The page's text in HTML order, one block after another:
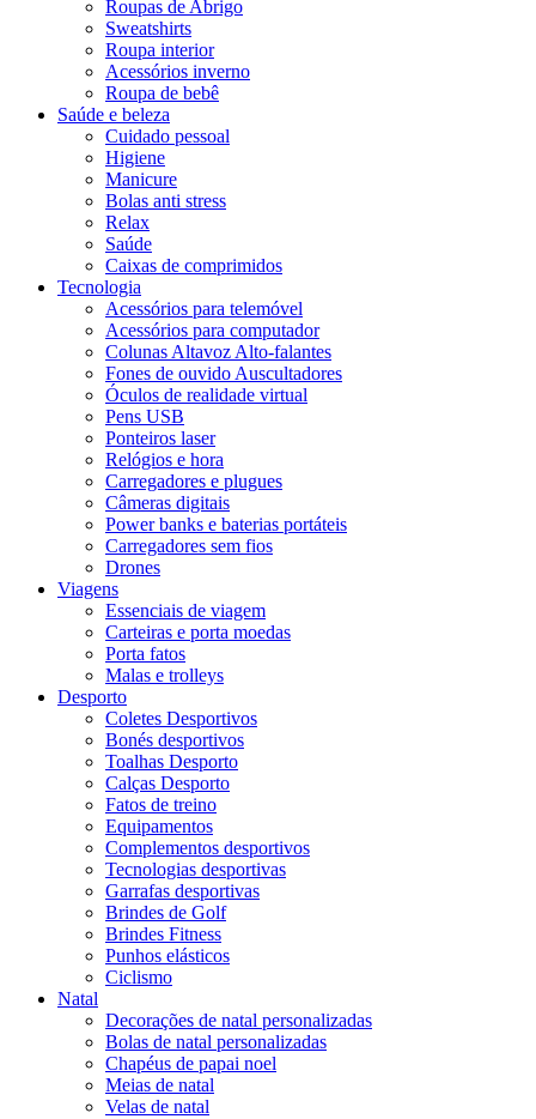
Roupas de Abrigo
Sweatshirts
Roupa interior
Acessórios inverno
Roupa de bebê
Saúde e beleza
Cuidado pessoal
Higiene
Manicure
Bolas anti stress
Relax
Saúde
Caixas de comprimidos
Tecnologia
Acessórios para telemóvel
Acessórios para computador
Colunas Altavoz Alto-falantes
Fones de ouvido Auscultadores
Óculos de realidade virtual
Pens USB
Ponteiros laser
Relógios e hora
Carregadores e plugues
Câmeras digitais
Power banks e baterias portáteis
Carregadores sem fios
Drones
Viagens
Essenciais de viagem
Carteiras e porta moedas
Porta fatos
Malas e trolleys
Desporto
Coletes Desportivos
Bonés desportivos
Toalhas Desporto
Calças Desporto
Fatos de treino
Equipamentos
Complementos desportivos
Tecnologias desportivas
Garrafas desportivas
Brindes de Golf
Brindes Fitness
Punhos elásticos
Ciclismo
Natal
Decorações de natal personalizadas
Bolas de natal personalizadas
Chapéus de papai noel
Meias de natal
Velas de natal